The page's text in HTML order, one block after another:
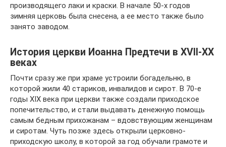
производящего лаки и краски. В начале 50-х годов
зимняя церковь была снесена, а ее место также было
занято заводом.
История церкви Иоанна Предтечи в XVII-XX
веках
Почти сразу же при храме устроили богадельню, в
которой жили 40 стариков, инвалидов и сирот. В 70-е
годы XIX века при церкви также создали приходское
попечительство, и стали выдавать денежную помощь
самым бедным прихожанам – вдовствующим женщинам
и сиротам. Чуть позже здесь открыли церковно-
приходскую школу, в которой за год обучали грамоте и